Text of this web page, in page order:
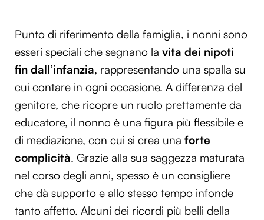
Punto di riferimento della famiglia, i nonni sono
esseri speciali che segnano la vita dei nipoti
fin dall’infanzia, rappresentando una spalla su
cui contare in ogni occasione. A differenza del
genitore, che ricopre un ruolo prettamente da
educatore, il nonno è una figura più flessibile e
di mediazione, con cui si crea una forte
complicità. Grazie alla sua saggezza maturata
nel corso degli anni, spesso è un consigliere
che dà supporto e allo stesso tempo infonde
tanto affetto. Alcuni dei ricordi più belli della